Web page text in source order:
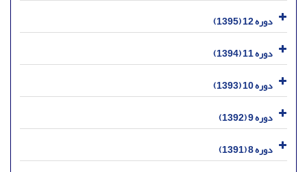
دوره 12 (1395)
دوره 11 (1394)
دوره 10 (1393)
دوره 9 (1392)
دوره 8 (1391)